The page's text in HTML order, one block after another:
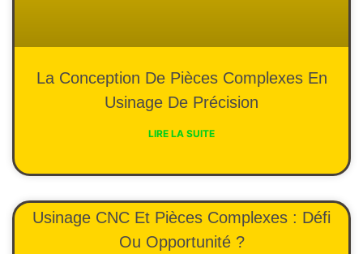
La Conception De Pièces Complexes En
Usinage De Précision
LIRE LA SUITE
Usinage CNC Et Pièces Complexes : Défi
Ou Opportunité ?